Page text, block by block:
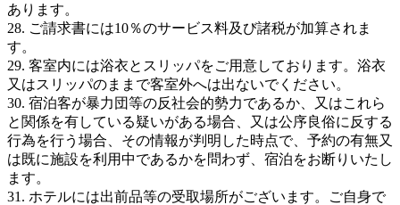
あります。
28. ご請求書には10％のサービス料及び諸税が加算されま
す。
29. 客室内には浴衣とスリッパをご用意しております。浴衣
又はスリッパのままで客室外へは出ないでください。
30. 宿泊客が暴力団等の反社会的勢力であるか、又はこれら
と関係を有している疑いがある場合、又は公序良俗に反する
行為を行う場合、その情報が判明した時点で、予約の有無又
は既に施設を利用中であるかを問わず、宿泊をお断りいたし
ます。
31. ホテルには出前品等の受取場所がございます。ご自身で